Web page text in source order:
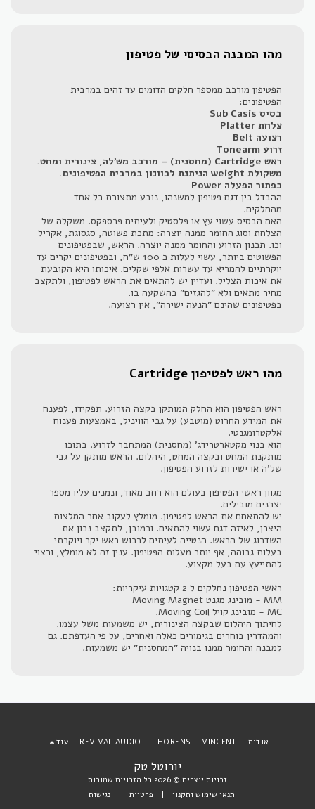
מהו המבנה הבסיסי של פטיפון
הפטיפון מורכב ממספר חלקים הדומים עד זהים במרבית
הפטיפונים:
בסיס Sub Casis
צלחת Platter
רצועה Belt
זרוע Tonearm
ראש Cartridge (מחסנית) – מורכב מש'לה, צינורית ומחט.
משקולת weight הניתנת לכוונון במרבית הפטיפונים.
כפתור הפעלה Power
ההבדל בין דגם פטיפון למשנהו, נובע מתצורת כל אחד
מהחלקים.
האם הבסיס עשוי עץ או פלסטיק ולעיתים פרספקס. משקלה של
הצלחת וסוג החומר ממנה יוצרה: מתכת פשוטה, סגסוגת, אקריל
וכו. תכנון הזרוע והחומר ממנה יוצרה. הראש, שבפטיפונים
הפשוטים ביותר, עשוי לעלות כ 100 ש"ח, ובפטיפונים יקרים עד
יוקרתיים להמריא עד עשרות אלפי שקלים. איכותו היא הקובעת
את איכות הצליל. ועדיין יש להתאים את הראש לפטיפון, ולתקצב
מחיר מתאים ולא "להגזים" בהשקעה בו.
בפטיפונים שהינם "הנעה ישירה", אין רצועה.
מהו ראש לפטיפון Cartridge
ראש הפטיפון הוא החלק המותקן בקצה הזרוע. תפקידו, לפענח
את המידע החרוט (מוטבע) על גבי הוויניל, באמצעות פענוח
אלקטרומגנטי.
הוא בנוי מקטארטרידג' (מחסנית) המתחבר לזרוע. בתוכו
מותקנת המחט ובקצה המחט, היהלום. הראש מותקן על גבי
של'ה או ישירות לזרוע הפטיפון.
מגוון ראשי הפטיפון בעולם הוא רחב מאוד, ונמנים עליו מספר
יצרנים מובילים.
יש להתאחם את הראש לפטיפון. מומלץ לעקוב אחר המלצות
היצרן, לאיזה דגם עשוי להתאים. וכמובן, לתקצב נכון את
השדרוג של הראש. הנטייה לעיתים לרכוש ראש יקר ויוקרתי
בעלות גבוהה, אף יותר מעלות הפטיפון. ענין זה לא מומלץ, ורצוי
להתייעץ עם בעל מקצוע.
ראשי הפטיפון נחלקים ל 2 קטגויות עיקריות:
MM - מובינג מגנט Moving Magnet
MC - מובינג קויל Moving Coil.
לחיתוך היהלום שבקצה הצינורית, יש משמעות משל עצמו.
והמהדרין בוחרים בגימורים כאלה ואחרים, על פי העדפתם. גם
למבנה והחומר ממנו בנויה "המחסנית" יש משמעות.
יורוטל טק
זכויות יוצרים © 2026 כל הזכויות שמורות
תנאי שימוש ותקנון | פרטיות | נגישות
אודות VINCENT
THORENS
REVIVAL AUDIO עוד